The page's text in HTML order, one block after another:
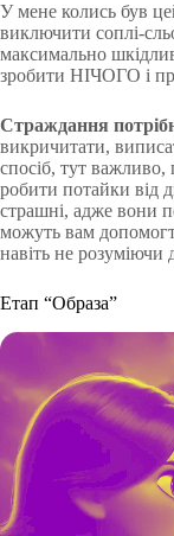
У мене колись був
виключити соплі-
максимально
зробити НІЧОГО і
Страждання
викричитати,
спосіб, тут важливо,
робити потайки від
страшні, адже вони
можуть вам
навіть не розуміючи
Етап “Образа”